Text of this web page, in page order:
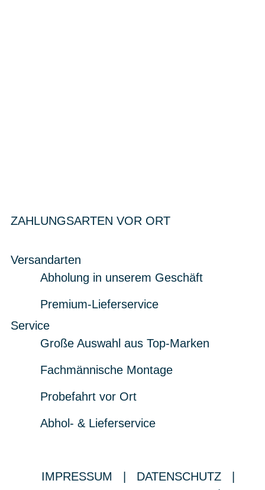
ZAHLUNGSARTEN VOR ORT
Versandarten
Abholung in unserem Geschäft
Premium-Lieferservice
Service
Große Auswahl aus Top-Marken
Fachmännische Montage
Probefahrt vor Ort
Abhol- & Lieferservice
IMPRESSUM DATENSCHUTZ